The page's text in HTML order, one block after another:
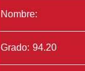
Nombre:
Grado: 94.20